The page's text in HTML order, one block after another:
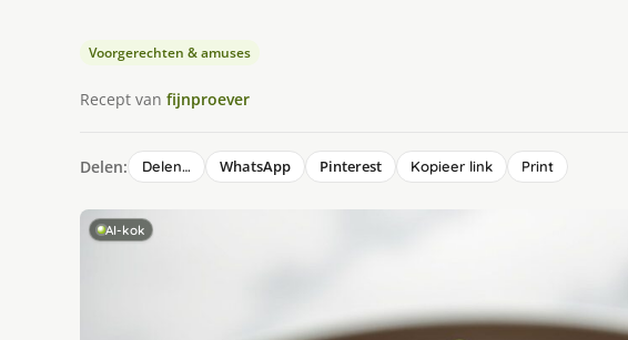
Voorgerechten & amuses
Recept van fijnproever
Delen: Delen… WhatsApp Pinterest Kopieer link Print
AI-kok